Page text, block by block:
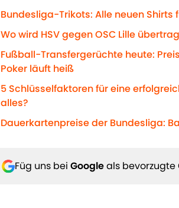
Bundesliga-Trikots: Alle neuen Shirts
Wo wird HSV gegen OSC Lille
Fußball-Transfergerüchte heute:
Poker läuft heiß
5 Schlüsselfaktoren für eine
alles?
Dauerkartenpreise der Bundesliga:
Füg uns bei Googleals bevorzugte